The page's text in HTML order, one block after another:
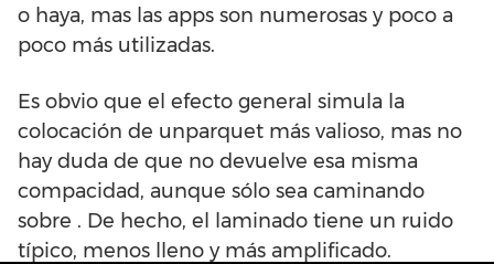
o haya, mas las apps son numerosas y poco a
poco más utilizadas.
Es obvio que el efecto general simula la
colocación de unparquet más valioso, mas no
hay duda de que no devuelve esa misma
compacidad, aunque sólo sea caminando
sobre . De hecho, el laminado tiene un ruido
típico, menos lleno y más amplificado.